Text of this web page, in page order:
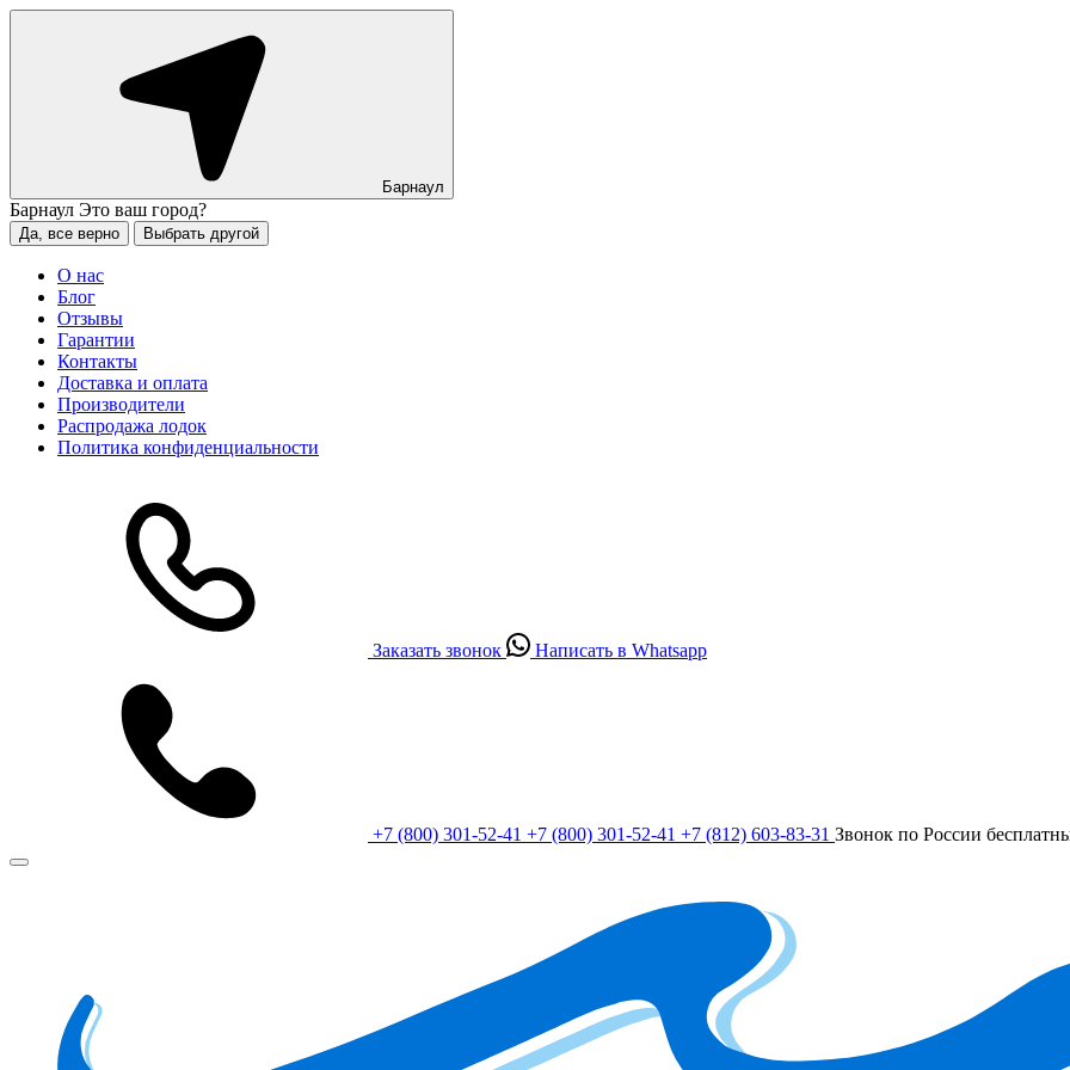
Барнаул
Барнаул Это ваш город?
Да, все верно Выбрать другой
О нас
Блог
Отзывы
Гарантии
Контакты
Доставка и оплата
Производители
Распродажа лодок
Политика конфиденциальности
Заказать звонок Написать в Whatsapp
+7 (800) 301-52-41 +7 (800) 301-52-41 +7 (812) 603-83-31 Звонок по России